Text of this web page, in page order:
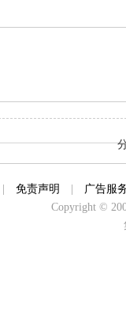
免责声明
广告服
Copyright ©